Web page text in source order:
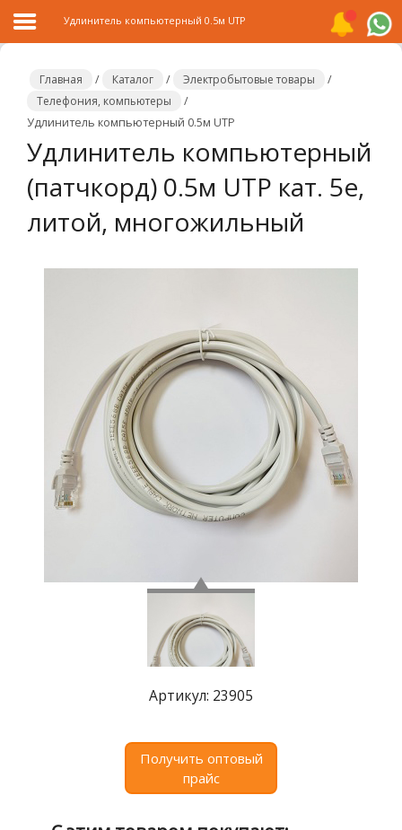
Главная
Каталог
Распродажа
Статьи
обзоры
Сертификаты
news@signalelectronics.ru
Удлинитель компьютерный 0.5м UTP
Главная / Каталог / Электробытовые товары
/
Телефония, компьютеры
/
Удлинитель компьютерный 0.5м UTP
Удлинитель компьютерный
(патчкорд) 0.5м UTP кат. 5е,
литой, многожильный
Артикул: 23905
Получить оптовый
прайс